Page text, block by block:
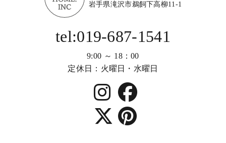
岩手県滝沢市鵜飼下高柳11-1
tel:019-687-1541
9:00 ～ 18：00
定休日：火曜日・水曜日